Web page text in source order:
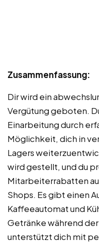
Zusammenfassung:
Dir wird ein
Vergütung geboten.
Einarbeitung durch
Möglichkeit, dich in
Lagers
wird gestellt, und du
Mitarbeiterrabatten
Shops. Es gibt einen
Kaffeeautomat und
Getränke während
unterstützt dich mit